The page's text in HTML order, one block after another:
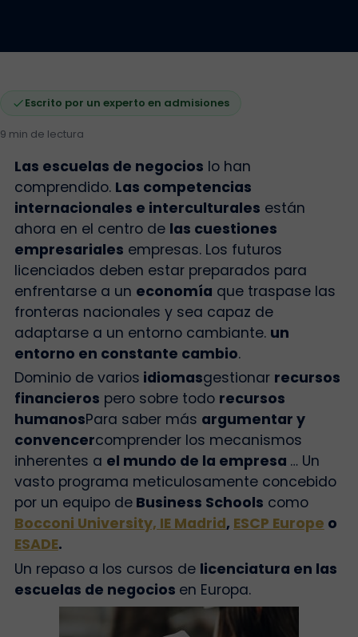
Escrito por un experto en admisiones
9 min de lectura
Las escuelas de negocios lo han
comprendido. Las competencias
internacionales e interculturales están
ahora en el centro de las cuestiones
empresariales empresas. Los futuros
licenciados deben estar preparados para
enfrentarse a un economía que traspase las
fronteras nacionales y sea capaz de
adaptarse a un entorno cambiante. un
entorno en constante cambio.
Dominio de varios idiomasgestionar recursos
financieros pero sobre todo recursos
humanosPara saber más argumentar y
convencercomprender los mecanismos
inherentes a el mundo de la empresa … Un
vasto programa meticulosamente concebido
por un equipo deBusiness Schools como
Bocconi University, IE Madrid, ESCP Europe o
ESADE.
Un repaso a los cursos de licenciatura en las
escuelas de negocios en Europa.